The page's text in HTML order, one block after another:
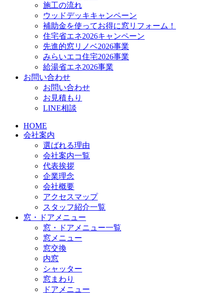
施工の流れ
ウッドデッキキャンペーン
補助金を使ってお得に窓リフォーム！
住宅省エネ2026キャンペーン
先進的窓リノベ2026事業
みらいエコ住宅2026事業
給湯省エネ2026事業
お問い合わせ
お問い合わせ
お見積もり
LINE相談
HOME
会社案内
選ばれる理由
会社案内一覧
代表挨拶
企業理念
会社概要
アクセスマップ
スタッフ紹介一覧
窓・ドアメニュー
窓・ドアメニュー一覧
窓メニュー
窓交換
内窓
シャッター
窓まわり
ドアメニュー